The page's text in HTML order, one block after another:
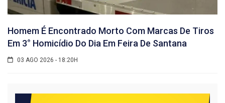
Homem É Encontrado Morto Com Marcas De Tiros
Em 3° Homicídio Do Dia Em Feira De Santana
03 AGO 2026 - 18:20H